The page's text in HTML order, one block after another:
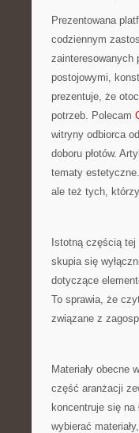
Prezentowana
codziennym
zainteresowanych
postojowymi,
prezentuje, że
potrzeb. Polecam
witryny odbiorca
doboru płotów.
tematy
ale też tych,
Istotną częścią
skupia się
dotyczące
To sprawia, że
związane z
Materiały obecne
część aranżacji
koncentruje się
wybierać